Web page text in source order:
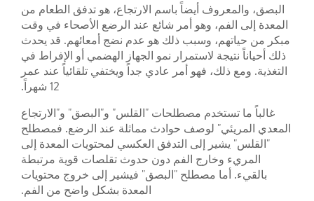
البصق، والمعروف أيضاً باسم الارتجاع، هو تدفق الطعام من
المعدة إلى الفم، وهو أمر شائع عند الرضع الأصحاء في وقت
مبكر من حياتهم، وسبب ذلك هو عدم نضج أمعائهم. قد يحدث
ذلك أحياناً نتيجة لاستمرار نمو الجهاز الهضمي أو الإفراط في
التغذية. ومع ذلك، فهو أمر عادي جداً ويختفي تلقائياً عند عمر
12 شهراً.
غالباً ما تستخدم مصطلحات "القلس" و"البصق" و"الارتجاع
المعدي المريئي" لوصف حوادث مماثلة عند الرضع. فمصطلح
"القلس" يشير إلى التدفق العكسي لمحتويات المعدة إلى
المريء وخارج الفم دون حدوث تقلصات قوية مرتبطة
بالقيء. أما مصطلح "البصق" فيشير إلى خروج محتويات
المعدة بشكل واضح من الفم.